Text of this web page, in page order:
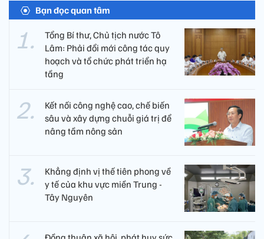
Bạn đọc quan tâm
Tổng Bí thư, Chủ tịch nước Tô
Lâm: Phải đổi mới công tác quy
hoạch và tổ chức phát triển hạ
tầng
Kết nối công nghệ cao, chế biến
sâu và xây dựng chuỗi giá trị để
nâng tầm nông sản
Khẳng định vị thế tiên phong về
y tế của khu vực miền Trung -
Tây Nguyên ​